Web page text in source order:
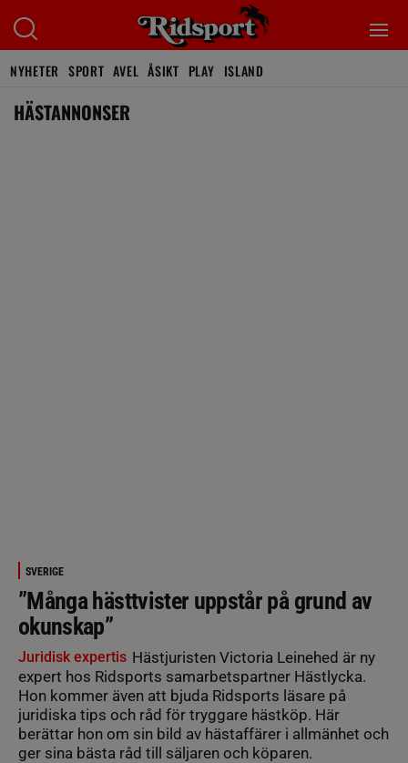
NYHETER SPORT AVEL ÅSIKT PLAY ISLAND
HÄSTANNONSER
SVERIGE
”Många hästtvister uppstår på grund av
okunskap”
Juridisk expertis Hästjuristen Victoria Leinehed är ny
expert hos Ridsports samarbetspartner Hästlycka.
Hon kommer även att bjuda Ridsports läsare på
juridiska tips och råd för tryggare hästköp. Här
berättar hon om sin bild av hästaffärer i allmänhet och
ger sina bästa råd till säljaren och köparen.